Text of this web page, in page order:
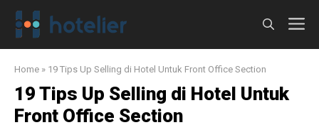
Langsung
Home » 19 Tips Up Selling di Hotel Untuk Front Office Section
19 Tips Up Selling di Hotel Untuk
Front Office Section